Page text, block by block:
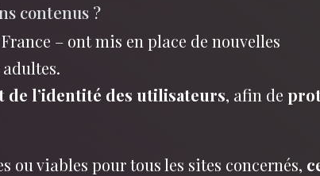
contenus ?
– ont mis en place de nouvelles
de l’identité des utilisateurs, afin de
ou viables pour tous les sites concernés,